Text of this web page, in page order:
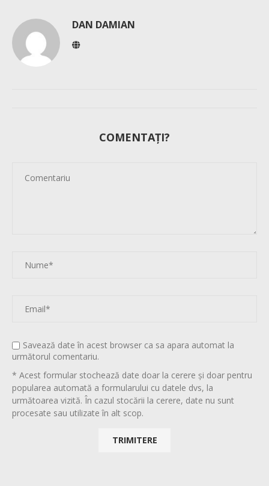
DAN DAMIAN
COMENTAȚI?
Savează date în acest browser ca sa apara automat la
următorul comentariu.
* Acest formular stochează date doar la cerere și doar pentru
popularea automată a formularului cu datele dvs, la
următoarea vizită. În cazul stocării la cerere, date nu sunt
procesate sau utilizate în alt scop.